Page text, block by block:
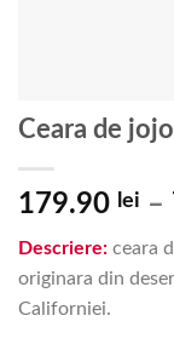
Ceara de
179.90 lei –
Descriere: ceara
originara din
Californiei.